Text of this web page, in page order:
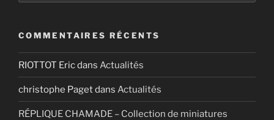
COMMENTAIRES RÉCENTS
RIOTTOT Ericdans Actualités
christophe Pagetdans Actualités
RÉPLIQUE CHAMADE – Collection de miniatures